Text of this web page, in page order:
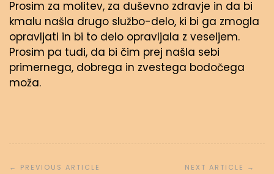
Prosim za molitev, za duševno zdravje in da bi
kmalu našla drugo službo-delo, ki bi ga zmogla
opravljati in bi to delo opravljala z veseljem.
Prosim pa tudi, da bi čim prej našla sebi
primernega, dobrega in zvestega bodočega
moža.
prispevka